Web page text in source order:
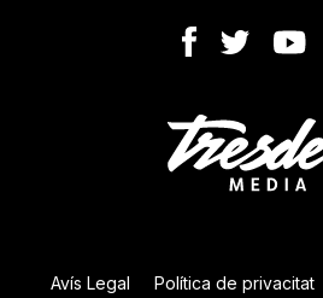
Avís Legal Política de privacitat